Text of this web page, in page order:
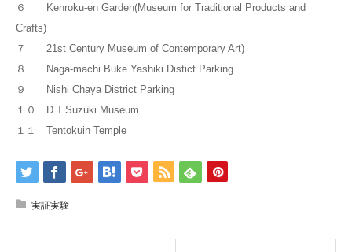
６ Kenroku-en Garden(Museum for Traditional Products and
Crafts)
７ 21st Century Museum of Contemporary Art)
８ Naga-machi Buke Yashiki Distict Parking
９ Nishi Chaya District Parking
１０ D.T.Suzuki Museum
１１ Tentokuin Temple
実証実験